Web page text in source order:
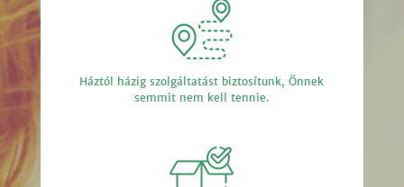
Háztól házig szolgáltatást biztosítunk, Önnek
semmit nem kell tennie.